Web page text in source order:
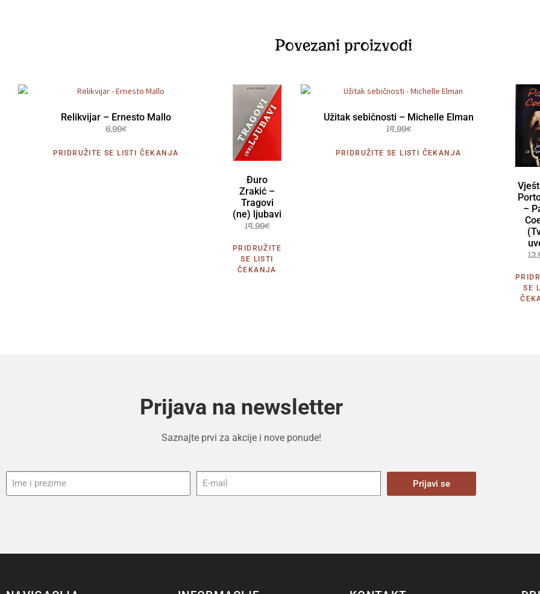
Povezani proizvodi
Relikvijar – Ernesto Mallo
6.99€
PRIDRUŽITE SE LISTI ČEKANJA
Đuro
Zrakić –
Tragovi
(ne) ljubavi
14.99€
PRIDRUŽITE
SE LISTI
ČEKANJA
Užitak sebičnosti – Michelle Elman
14.99€
PRIDRUŽITE SE LISTI ČEKANJA
–
SE
Prijava na newsletter
Saznajte prvi za akcije i nove ponude!
Prijavi se